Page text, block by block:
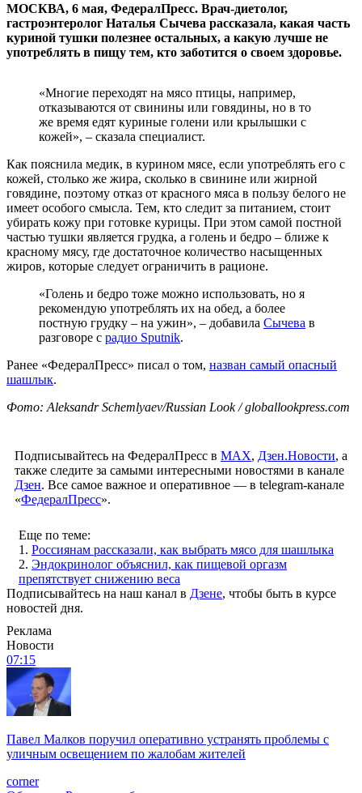
МОСКВА, 6 мая, ФедералПресс. Врач-диетолог,
гастроэнтеролог Наталья Сычева рассказала, какая часть
куриной тушки полезнее остальных, а какую лучше не
употреблять в пищу тем, кто заботится о своем здоровье.
«Многие переходят на мясо птицы, например,
отказываются от свинины или говядины, но в то
же время едят куриные голени или крылышки с
кожей», – сказала специалист.
Как пояснила медик, в курином мясе, если употреблять его с
кожей, столько же жира, сколько в свинине или жирной
говядине, поэтому отказ от красного мяса в пользу белого не
имеет особого смысла. Тем, кто следит за питанием, стоит
убирать кожу при готовке курицы. При этом самой постной
частью тушки является грудка, а голень и бедро – ближе к
красному мясу, где достаточное количество насыщенных
жиров, которые следует ограничить в рационе.
«Голень и бедро тоже можно использовать, но я
рекомендую употреблять их на обед, а более
постную грудку – на ужин», – добавила Сычева в
разговоре с радио Sputnik.
Ранее «ФедералПресс» писал о том, назван самый опасный
шашлык.
Фото: Aleksandr Schemlyaev/Russian Look / globallookpress.com
Подписывайтесь на ФедералПресс в МАХ, Дзен.Новости, а
также следите за самыми интересными новостями в канале
Дзен. Все самое важное и оперативное — в telegram-канале
«ФедералПресс».
Еще по теме:
1. Россиянам рассказали, как выбрать мясо для шашлыка
2. Эндокринолог объяснил, как пищевой оргазм
препятствует снижению веса
Подписывайтесь на наш канал в Дзене, чтобы быть в курсе
новостей дня.
Реклама
Новости
07:15
Павел Малков поручил оперативно устранять проблемы с
уличным освещением по жалобам жителей
corner